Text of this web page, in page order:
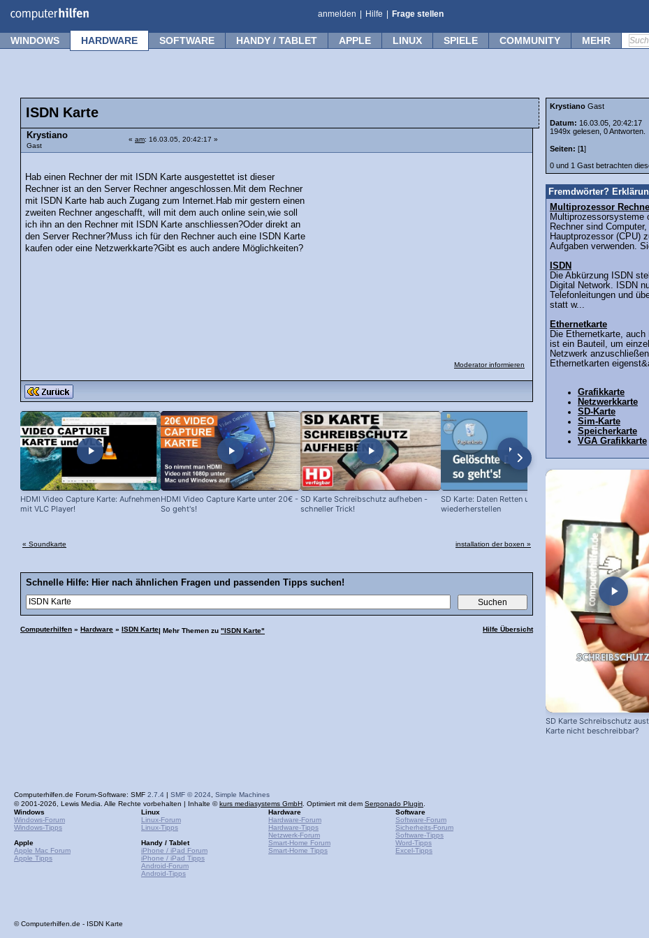
anmelden Hilfe Frage stellen
WINDOWS HARDWARE SOFTWARE HANDY / TABLET APPLE LINUX SPIELE COMMUNITY MEHR
ISDN Karte
Krystiano
Gast
« am: 16.03.05, 20:42:17 »
Hab einen Rechner der mit ISDN Karte ausgestettet ist dieser
Rechner ist an den Server Rechner angeschlossen.Mit dem Rechner
mit ISDN Karte hab auch Zugang zum Internet.Hab mir gestern einen
zweiten Rechner angeschafft, will mit dem auch online sein,wie soll
ich ihn an den Rechner mit ISDN Karte anschliessen?Oder direkt an
den Server Rechner?Muss ich für den Rechner auch eine ISDN Karte
kaufen oder eine Netzwerkkarte?Gibt es auch andere Möglichkeiten?
Moderator informieren
HDMI Video Capture Karte: Aufnehmen
mit VLC Player!
HDMI Video Capture Karte unter 20€ -
So geht's!
SD Karte Schreibschutz aufheben -
schneller Trick!
SD Karte: Daten Retten und Fotos
wiederherstellen
Samsung Drucker
Toner-Kartusche
ersetzen!
« Soundkarte installation der boxen »
Schnelle Hilfe: Hier nach ähnlichen Fragen und passenden Tipps suchen!
Computerhilfen » Hardware » ISDN Karte Hilfe Übersicht
| Mehr Themen zu "ISDN Karte"
Krystiano Gast
Datum: 16.03.05, 20:42:17
1949x gelesen, 0 Antworten.
Seiten: [1]
0 und 1 Gast betrachten
Fremdwörter?
Multiprozessor
Multiprozessorsysteme
Rechner sind
Hauptprozessor (CPU)
Aufgaben verwenden.
ISDN
Die Abkürzung ISDN
Digital Network. ISDN
Telefonleitungen und
statt w...
Ethernetkarte
Die Ethernetkarte,
ist ein Bauteil, um
Netzwerk
Ethernetkarten
Grafikkarte
Netzwerkkarte
SD-Karte
Sim-Karte
Speicherkarte
VGA Grafikkarte
SD Karte Schreibschutz
Karte nicht beschreibbar?
Computerhilfen.de Forum-Software: SMF 2.7.4 SMF © 2024, Simple Machines
© 2001-2026, Lewis Media. Alle Rechte vorbehalten | Inhalte © kurs mediasystems GmbH. Optimiert mit dem Serponado Plugin.
Windows
Windows-Forum
Windows-Tipps
Apple
Apple Mac Forum
Apple Tipps
Linux
Linux-Forum
Linux-Tipps
Handy / Tablet
iPhone / iPad Forum
iPhone / iPad Tipps
Android-Forum
Android-Tipps
Hardware
Hardware-Forum
Hardware-Tipps
Netzwerk-Forum
Smart-Home Forum
Smart-Home Tipps
Software
Software-Forum
Sicherheits-Forum
Software-Tipps
Word-Tipps
Excel-Tipps
© Computerhilfen.de - ISDN Karte